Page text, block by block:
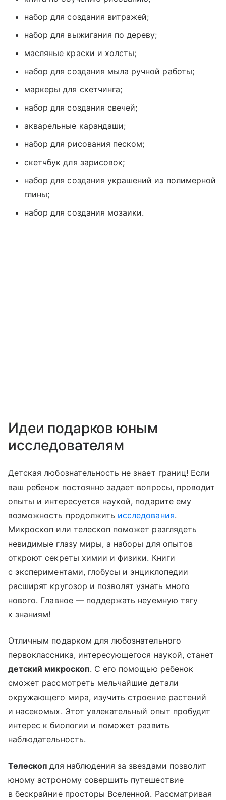
набор для создания витражей;
набор для выжигания по дереву;
масляные краски и холсты;
набор для создания мыла ручной работы;
маркеры для скетчинга;
набор для создания свечей;
акварельные карандаши;
набор для рисования песком;
скетчбук для зарисовок;
набор для создания украшений из полимерной
глины;
набор для создания мозаики.
Идеи подарков юным
исследователям
Детская любознательность не знает границ! Если
ваш ребенок постоянно задает вопросы, проводит
опыты и интересуется наукой, подарите ему
возможность продолжить исследования.
Микроскоп или телескоп поможет разглядеть
невидимые глазу миры, а наборы для опытов
откроют секреты химии и физики. Книги
с экспериментами, глобусы и энциклопедии
расширят кругозор и позволят узнать много
нового. Главное — поддержать неуемную тягу
к знаниям!
Отличным подарком для любознательного
первоклассника, интересующегося наукой, станет
детский микроскоп. С его помощью ребенок
сможет рассмотреть мельчайшие детали
окружающего мира, изучить строение растений
и насекомых. Этот увлекательный опыт пробудит
интерес к биологии и поможет развить
наблюдательность.
Телескопдля наблюдения за звездами позволит
юному астроному совершить путешествие
в бескрайние просторы Вселенной. Рассматривая